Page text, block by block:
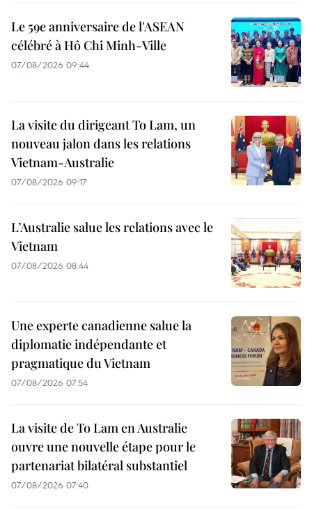
Le 59e anniversaire de l'ASEAN
célébré à Hô Chi Minh-Ville
07/08/2026 09:44
La visite du dirigeant To Lam, un
nouveau jalon dans les relations
Vietnam-Australie
07/08/2026 09:17
L’Australie salue les relations avec le
Vietnam
07/08/2026 08:44
Une experte canadienne salue la
diplomatie indépendante et
pragmatique du Vietnam
07/08/2026 07:54
La visite de To Lam en Australie
ouvre une nouvelle étape pour le
partenariat bilatéral substantiel
07/08/2026 07:40